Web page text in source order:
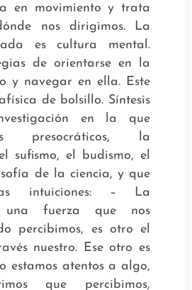
en movimiento y trata
nos dirigimos. La
es cultura mental.
de orientarse en la
y navegar en ella. Este
de bolsillo. Síntesis
en la que
presocráticos, la
sufismo, el budismo, el
de la ciencia, y que
intuiciones: – La
una fuerza que nos
percibimos, es otro el
nuestro. Ese otro es
estamos atentos a algo,
que percibimos,